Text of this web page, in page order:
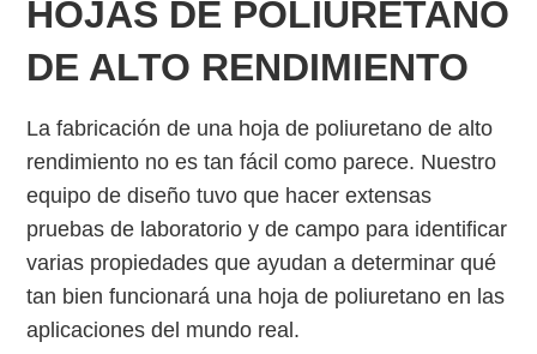
HOJAS DE POLIURETANO
DE ALTO RENDIMIENTO
La fabricación de una hoja de poliuretano de alto
rendimiento no es tan fácil como parece. Nuestro
equipo de diseño tuvo que hacer extensas
pruebas de laboratorio y de campo para identificar
varias propiedades que ayudan a determinar qué
tan bien funcionará una hoja de poliuretano en las
aplicaciones del mundo real.